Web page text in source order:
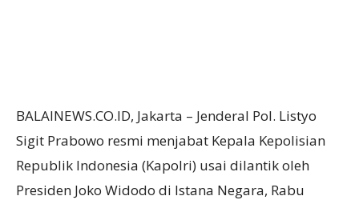
BALAINEWS.CO.ID, Jakarta – Jenderal Pol. Listyo
Sigit Prabowo resmi menjabat Kepala Kepolisian
Republik Indonesia (Kapolri) usai dilantik oleh
Presiden Joko Widodo di Istana Negara, Rabu